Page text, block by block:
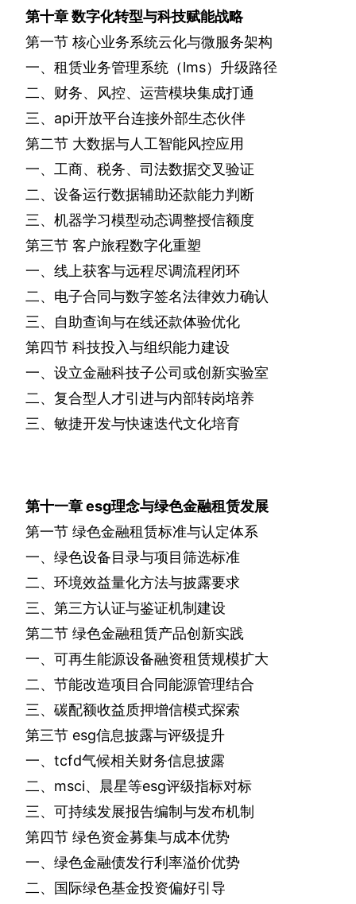
第十章数字化转型与科技赋能战略
第一节 核心业务系统云化与微服务架构
一、租赁业务管理系统（lms）升级路径
二、财务、风控、运营模块集成打通
三、 api开放平台连接外部生态伙伴
第二节 大数据与人工智能风控应用
一、工商、税务、司法数据交叉验证
二、设备运行数据辅助还款能力判断
三、机器学习模型动态调整授信额度
第三节 客户旅程数字化重塑
一、线上获客与远程尽调流程闭环
二、电子合同与数字签名法律效力确认
三、自助查询与在线还款体验优化
第四节 科技投入与组织能力建设
一、设立金融科技子公司或创新实验室
二、复合型人才引进与内部转岗培养
三、敏捷开发与快速迭代文化培育
第十一章esg理念与绿色金融租赁发展
第一节 绿色金融租赁标准与认定体系
一、绿色设备目录与项目筛选标准
二、环境效益量化方法与披露要求
三、第三方认证与鉴证机制建设
第二节 绿色金融租赁产品创新实践
一、可再生能源设备融资租赁规模扩大
二、节能改造项目合同能源管理结合
三、碳配额收益质押增信模式探索
第三节 esg信息披露与评级提升
一、 tcfd气候相关财务信息披露
二、 msci、晨星等esg评级指标对标
三、可持续发展报告编制与发布机制
第四节 绿色资金募集与成本优势
一、绿色金融债发行利率溢价优势
二、国际绿色基金投资偏好引导